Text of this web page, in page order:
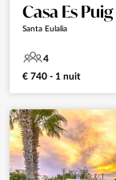
Casa Es Puig
Santa Eulalia
4
€ 740 - 1 nuit